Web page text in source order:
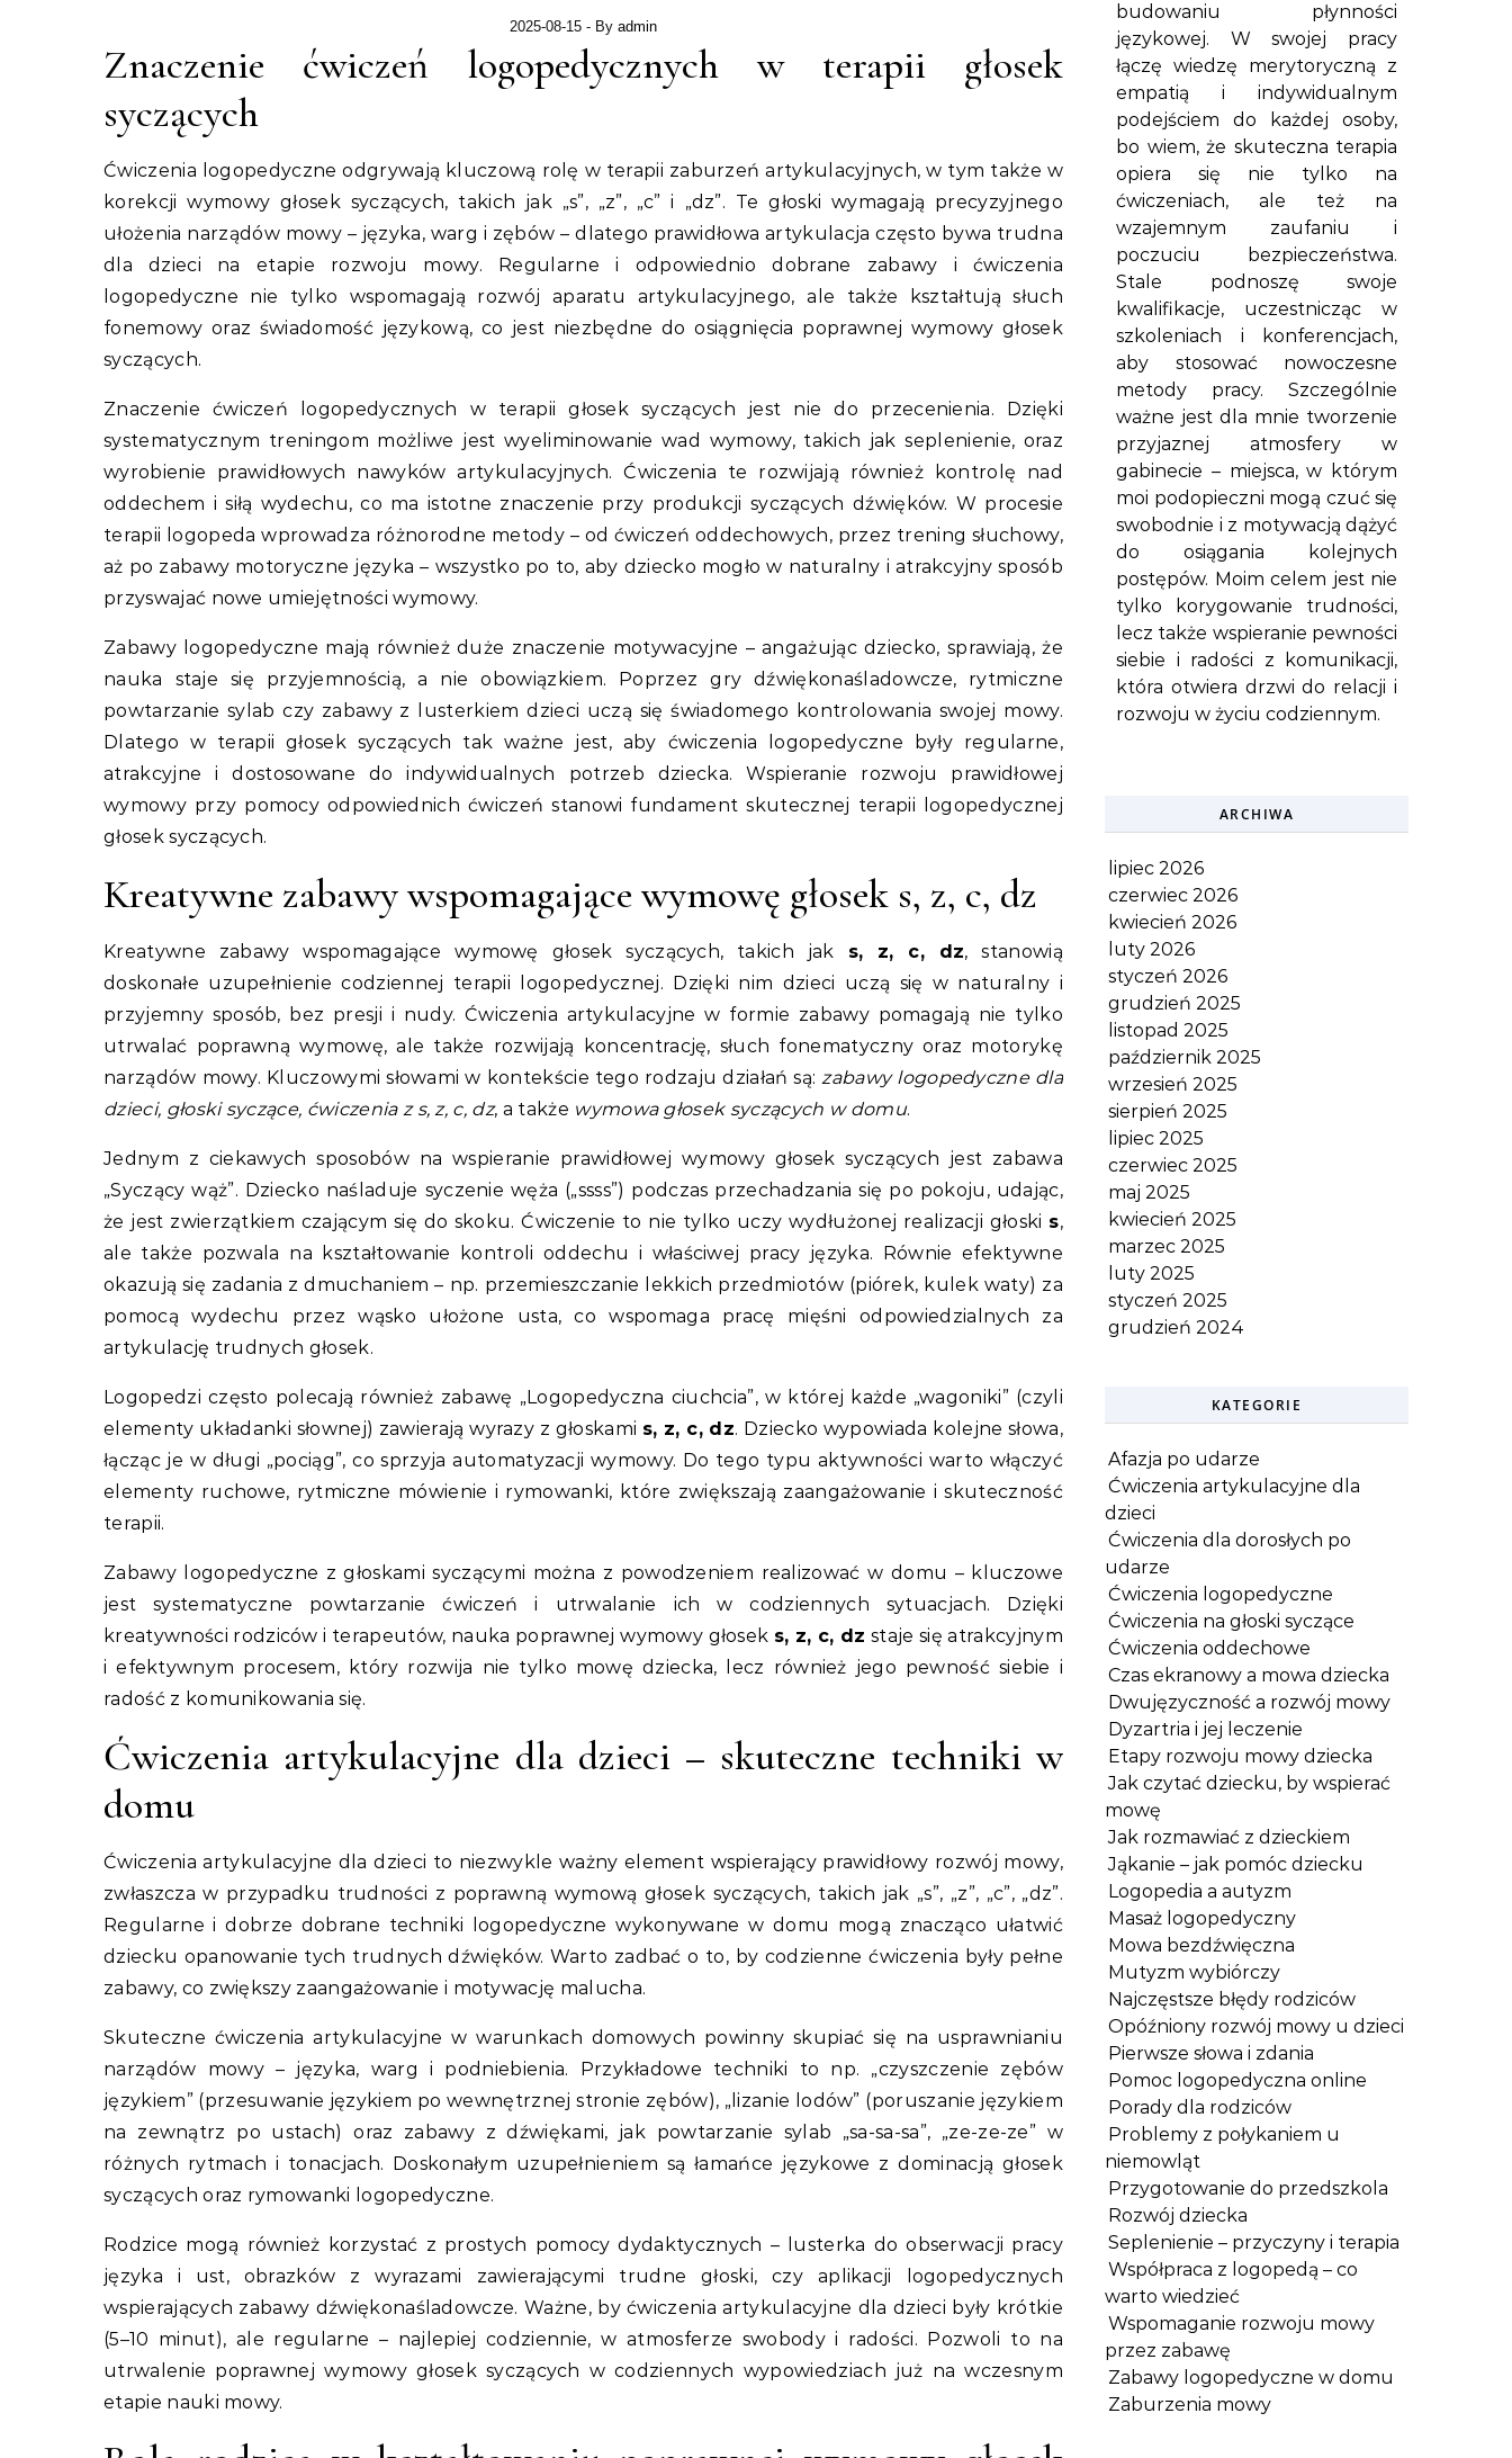
2025-08-15 - By admin
Znaczenie ćwiczeń logopedycznych w terapii głosek
syczących
Ćwiczenia logopedyczne odgrywają kluczową rolę w terapii zaburzeń artykulacyjnych, w tym także w
korekcji wymowy głosek syczących, takich jak „s”, „z”, „c” i „dz”. Te głoski wymagają precyzyjnego
ułożenia narządów mowy – języka, warg i zębów – dlatego prawidłowa artykulacja często bywa trudna
dla dzieci na etapie rozwoju mowy. Regularne i odpowiednio dobrane zabawy i ćwiczenia
logopedyczne nie tylko wspomagają rozwój aparatu artykulacyjnego, ale także kształtują słuch
fonemowy oraz świadomość językową, co jest niezbędne do osiągnięcia poprawnej wymowy głosek
syczących.
Znaczenie ćwiczeń logopedycznych w terapii głosek syczących jest nie do przecenienia. Dzięki
systematycznym treningom możliwe jest wyeliminowanie wad wymowy, takich jak seplenienie, oraz
wyrobienie prawidłowych nawyków artykulacyjnych. Ćwiczenia te rozwijają również kontrolę nad
oddechem i siłą wydechu, co ma istotne znaczenie przy produkcji syczących dźwięków. W procesie
terapii logopeda wprowadza różnorodne metody – od ćwiczeń oddechowych, przez trening słuchowy,
aż po zabawy motoryczne języka – wszystko po to, aby dziecko mogło w naturalny i atrakcyjny sposób
przyswajać nowe umiejętności wymowy.
Zabawy logopedyczne mają również duże znaczenie motywacyjne – angażując dziecko, sprawiają, że
nauka staje się przyjemnością, a nie obowiązkiem. Poprzez gry dźwiękonaśladowcze, rytmiczne
powtarzanie sylab czy zabawy z lusterkiem dzieci uczą się świadomego kontrolowania swojej mowy.
Dlatego w terapii głosek syczących tak ważne jest, aby ćwiczenia logopedyczne były regularne,
atrakcyjne i dostosowane do indywidualnych potrzeb dziecka. Wspieranie rozwoju prawidłowej
wymowy przy pomocy odpowiednich ćwiczeń stanowi fundament skutecznej terapii logopedycznej
głosek syczących.
Kreatywne zabawy wspomagające wymowę głosek s, z, c, dz
Kreatywne zabawy wspomagające wymowę głosek syczących, takich jak s, z, c, dz, stanowią
doskonałe uzupełnienie codziennej terapii logopedycznej. Dzięki nim dzieci uczą się w naturalny i
przyjemny sposób, bez presji i nudy. Ćwiczenia artykulacyjne w formie zabawy pomagają nie tylko
utrwalać poprawną wymowę, ale także rozwijają koncentrację, słuch fonematyczny oraz motorykę
narządów mowy. Kluczowymi słowami w kontekście tego rodzaju działań są:zabawy logopedyczne dla
dzieci, głoski syczące, ćwiczenia z s, z, c, dz, a także wymowa głosek syczących w domu.
Jednym z ciekawych sposobów na wspieranie prawidłowej wymowy głosek syczących jest zabawa
„Syczący wąż”. Dziecko naśladuje syczenie węża („ssss”) podczas przechadzania się po pokoju, udając,
że jest zwierzątkiem czającym się do skoku. Ćwiczenie to nie tylko uczy wydłużonej realizacji głoski s,
ale także pozwala na kształtowanie kontroli oddechu i właściwej pracy języka. Równie efektywne
okazują się zadania z dmuchaniem – np. przemieszczanie lekkich przedmiotów (piórek, kulek waty) za
pomocą wydechu przez wąsko ułożone usta, co wspomaga pracę mięśni odpowiedzialnych za
artykulację trudnych głosek.
Logopedzi często polecają również zabawę „Logopedyczna ciuchcia”, w której każde „wagoniki” (czyli
elementy układanki słownej) zawierają wyrazy z głoskami s, z, c, dz. Dziecko wypowiada kolejne słowa,
łącząc je w długi „pociąg”, co sprzyja automatyzacji wymowy. Do tego typu aktywności warto włączyć
elementy ruchowe, rytmiczne mówienie i rymowanki, które zwiększają zaangażowanie i skuteczność
terapii.
Zabawy logopedyczne z głoskami syczącymi można z powodzeniem realizować w domu – kluczowe
jest systematyczne powtarzanie ćwiczeń i utrwalanie ich w codziennych sytuacjach. Dzięki
kreatywności rodziców i terapeutów, nauka poprawnej wymowy głosek s, z, c, dz staje się atrakcyjnym
i efektywnym procesem, który rozwija nie tylko mowę dziecka, lecz również jego pewność siebie i
radość z komunikowania się.
Ćwiczenia artykulacyjne dla dzieci – skuteczne techniki w
domu
Ćwiczenia artykulacyjne dla dzieci to niezwykle ważny element wspierający prawidłowy rozwój mowy,
zwłaszcza w przypadku trudności z poprawną wymową głosek syczących, takich jak „s”, „z”, „c”, „dz”.
Regularne i dobrze dobrane techniki logopedyczne wykonywane w domu mogą znacząco ułatwić
dziecku opanowanie tych trudnych dźwięków. Warto zadbać o to, by codzienne ćwiczenia były pełne
zabawy, co zwiększy zaangażowanie i motywację malucha.
Skuteczne ćwiczenia artykulacyjne w warunkach domowych powinny skupiać się na usprawnianiu
narządów mowy – języka, warg i podniebienia. Przykładowe techniki to np. „czyszczenie zębów
językiem” (przesuwanie językiem po wewnętrznej stronie zębów), „lizanie lodów” (poruszanie językiem
na zewnątrz po ustach) oraz zabawy z dźwiękami, jak powtarzanie sylab „sa-sa-sa”, „ze-ze-ze” w
różnych rytmach i tonacjach. Doskonałym uzupełnieniem są łamańce językowe z dominacją głosek
syczących oraz rymowanki logopedyczne.
Rodzice mogą również korzystać z prostych pomocy dydaktycznych – lusterka do obserwacji pracy
języka i ust, obrazków z wyrazami zawierającymi trudne głoski, czy aplikacji logopedycznych
wspierających zabawy dźwiękonaśladowcze. Ważne, by ćwiczenia artykulacyjne dla dzieci były krótkie
(5–10 minut), ale regularne – najlepiej codziennie, w atmosferze swobody i radości. Pozwoli to na
utrwalenie poprawnej wymowy głosek syczących w codziennych wypowiedziach już na wczesnym
etapie nauki mowy.
budowaniu płynności
językowej. W swojej pracy
łączę wiedzę merytoryczną z
empatią i indywidualnym
podejściem do każdej osoby,
bo wiem, że skuteczna terapia
opiera się nie tylko na
ćwiczeniach, ale też na
wzajemnym zaufaniu i
poczuciu bezpieczeństwa.
Stale podnoszę swoje
kwalifikacje, uczestnicząc w
szkoleniach i konferencjach,
aby stosować nowoczesne
metody pracy. Szczególnie
ważne jest dla mnie tworzenie
przyjaznej atmosfery w
gabinecie – miejsca, w którym
moi podopieczni mogą czuć się
swobodnie i z motywacją dążyć
do osiągania kolejnych
postępów. Moim celem jest nie
tylko korygowanie trudności,
lecz także wspieranie pewności
siebie i radości z komunikacji,
która otwiera drzwi do relacji i
rozwoju w życiu codziennym.
ARCHIWA
lipiec 2026
czerwiec 2026
kwiecień 2026
luty 2026
styczeń 2026
grudzień 2025
listopad 2025
październik 2025
wrzesień 2025
sierpień 2025
lipiec 2025
czerwiec 2025
maj 2025
kwiecień 2025
marzec 2025
luty 2025
styczeń 2025
grudzień 2024
KATEGORIE
Afazja po udarze
Ćwiczenia artykulacyjne dla
dzieci
Ćwiczenia dla dorosłych po
udarze
Ćwiczenia logopedyczne
Ćwiczenia na głoski syczące
Ćwiczenia oddechowe
Czas ekranowy a mowa dziecka
Dwujęzyczność a rozwój mowy
Dyzartria i jej leczenie
Etapy rozwoju mowy dziecka
Jak czytać dziecku, by wspierać
mowę
Jak rozmawiać z dzieckiem
Jąkanie – jak pomóc dziecku
Logopedia a autyzm
Masaż logopedyczny
Mowa bezdźwięczna
Mutyzm wybiórczy
Najczęstsze błędy rodziców
Opóźniony rozwój mowy u dzieci
Pierwsze słowa i zdania
Pomoc logopedyczna online
Porady dla rodziców
Problemy z połykaniem u
niemowląt
Przygotowanie do przedszkola
Rozwój dziecka
Seplenienie – przyczyny i terapia
Współpraca z logopedą – co
warto wiedzieć
Wspomaganie rozwoju mowy
przez zabawę
Zabawy logopedyczne w domu
Zaburzenia mowy